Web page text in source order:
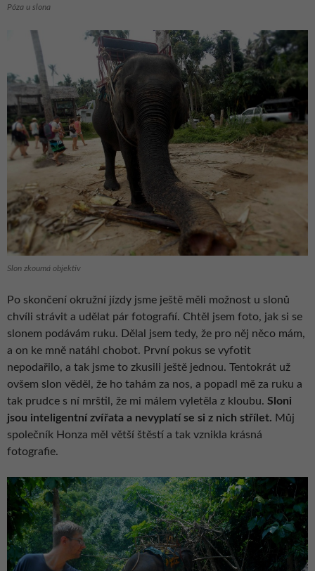
Póza u slona
Slon zkoumá objektiv
Po skončení okružní jízdy jsme ještě měli možnost u slonů
chvíli strávit a udělat pár fotografií. Chtěl jsem foto, jak si se
slonem podávám ruku. Dělal jsem tedy, že pro něj něco mám,
a on ke mně natáhl chobot. První pokus se vyfotit
nepodařilo, a tak jsme to zkusili ještě jednou. Tentokrát už
ovšem slon věděl, že ho tahám za nos, a popadl mě za ruku a
tak prudce s ní mrštil, že mi málem vyletěla z kloubu. Sloni
jsou inteligentní zvířata a nevyplatí se si z nich střílet. Můj
společník Honza měl větší štěstí a tak vznikla krásná
fotografie.